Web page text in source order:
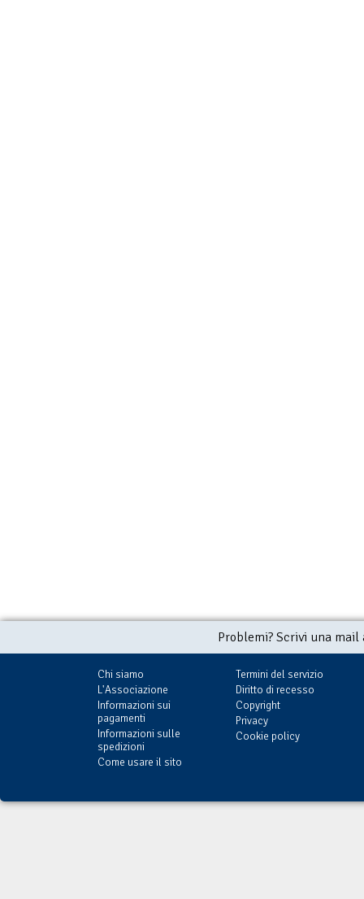
Problemi? Scrivi una
Chi siamo
L'Associazione
Informazioni sui
pagamenti
Informazioni sulle
spedizioni
Come usare il sito
Termini del servizio
Diritto di recesso
Copyright
Privacy
Cookie policy